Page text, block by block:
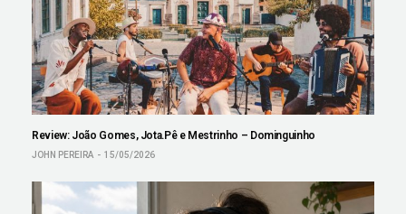
Review: João Gomes, Jota.Pê e Mestrinho – Dominguinho
JOHN PEREIRA 15/05/2026